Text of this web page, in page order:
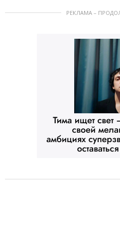
РЕКЛАМА –